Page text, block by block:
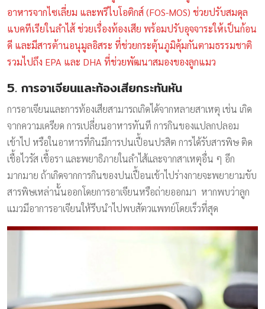
อาหารจากไซเลี่ยม และพรีไบโอติกส์ (FOS-MOS) ช่วยปรับสมดุล
แบคทีเรียในลำไส้ ช่วยเรื่องท้องเสีย พร้อมปรับอุจจาระให้เป็นก้อน
ดี และมีสารต้านอนุมูลอิสระ ที่ช่วยกระตุ้นภูมิคุ้มกันตามธรรมชาติ
รวมไปถึง EPA และ DHA ที่ช่วยพัฒนาสมองของลูกแมว
5. การอาเจียนและท้องเสียกระทันหัน
การอาเจียนและการท้องเสียสามารถเกิดได้จากหลายสาเหตุ เช่น เกิด
จากความเครียด การเปลี่ยนอาหารทันที การกินของแปลกปลอม
เข้าไป หรือในอาหารที่กินมีการปนเปื้อนปรสิต การได้รับสารพิษ ติด
เชื้อไวรัส เชื้อรา และพยาธิภายในลำไส้และจากสาเหตุอื่น ๆ อีก
มากมาย ถ้าเกิดจากการกินของปนเปื้อนเข้าไปร่างกายจะพยายามขับ
สารพิษเหล่านั้นออกโดยการอาเจียนหรือถ่ายออกมา หากพบว่าลูก
แมวมีอาการอาเจียนให้รีบนำไปพบสัตวแพทย์โดยเร็วที่สุด